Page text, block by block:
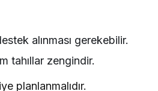
alınması gerekebilir.
tahıllar zengindir.
planlanmalıdır.